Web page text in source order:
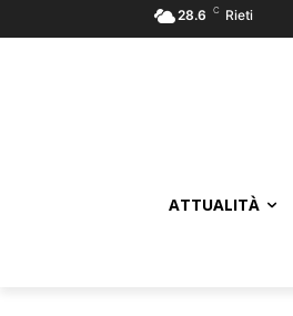
28.6 C Rieti
ATTUALITÀ